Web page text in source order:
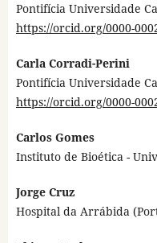
Pontifícia Universidade
https://orcid.org/0000-
Carla Corradi-Perini
Pontifícia Universidade
https://orcid.org/0000-
Carlos Gomes
Instituto de Bioética -
Jorge Cruz
Hospital da Arrábida